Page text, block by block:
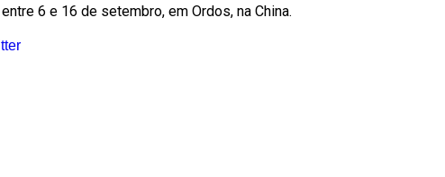
6 e 16 de setembro, em Ordos, na China.